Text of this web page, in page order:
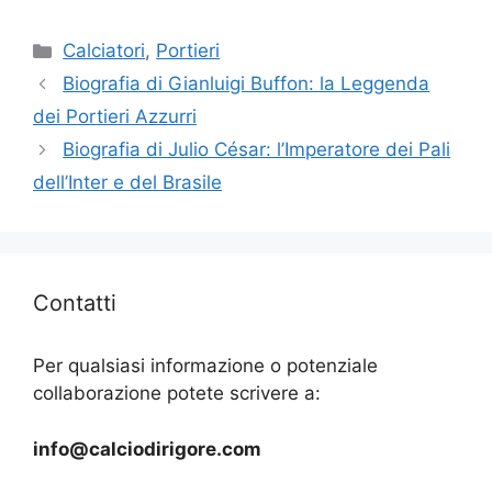
Categorie
Calciatori, Portieri
Biografia di Gianluigi Buffon: la Leggenda
dei Portieri Azzurri
Biografia di Julio César: l’Imperatore dei Pali
dell’Inter e del Brasile
Contatti
Per qualsiasi informazione o potenziale
collaborazione potete scrivere a:
info@calciodirigore.com